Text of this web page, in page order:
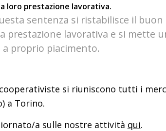
loro prestazione lavorativa.
sentenza si ristabilisce il
prestazione lavorativa e si mette
a proprio piacimento.
si riuniscono tutti i
a Torino.
a sulle nostre attività qui.